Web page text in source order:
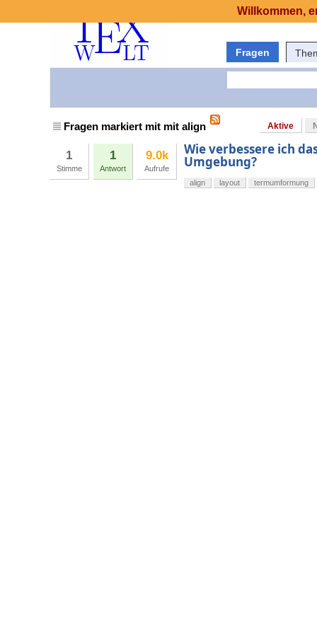
Fragen
Fragen markiert mit mit align Aktive
1
Stimme
1
Antwort
9.0k
Aufrufe
Wie verbessere ich
Umgebung?
align layout termumformung
Willkommen,